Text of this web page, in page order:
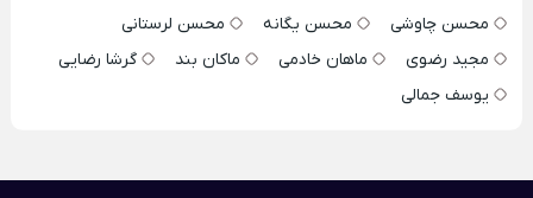
محسن چاوشی
محسن یگانه
محسن لرستانی
مجید رضوی
ماهان خادمی ماکان بند
گرشا رضایی
یوسف جمالی